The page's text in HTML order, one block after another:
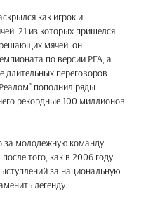
как игрок и
21 из которых пришелся
мячей, он
по версии PFA, а
длительных переговоров
пополнил ряды
рекордные 100 миллионов
за молодежную команду
того, как в 2006 году
за национальную
легенду.